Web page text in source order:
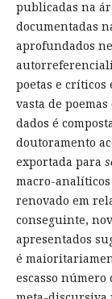
publicadas na
documentadas
aprofundados
poetas e críticos
vasta de
dados é
doutoramento
exportada para
macro-
renovado em
conseguinte,
apresentados
é
escasso número